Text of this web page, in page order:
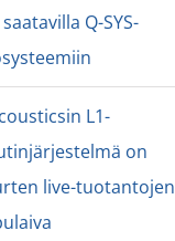
Q-SYS-
L1-
on
live-tuotantojen